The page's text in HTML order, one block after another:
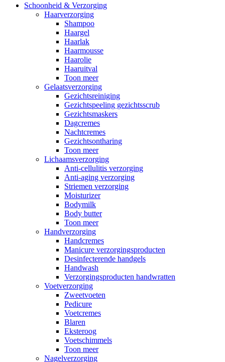
Schoonheid & Verzorging
Haarverzorging
Shampoo
Haargel
Haarlak
Haarmousse
Haarolie
Haaruitval
Toon meer
Gelaatsverzorging
Gezichtsreiniging
Gezichtspeeling gezichtsscrub
Gezichtsmaskers
Dagcremes
Nachtcremes
Gezichtsontharing
Toon meer
Lichaamsverzorging
Anti-cellulitis verzorging
Anti-aging verzorging
Striemen verzorging
Moisturizer
Bodymilk
Body butter
Toon meer
Handverzorging
Handcremes
Manicure verzorgingsproducten
Desinfecterende handgels
Handwash
Verzorgingsproducten handwratten
Voetverzorging
Zweetvoeten
Pedicure
Voetcremes
Blaren
Eksteroog
Voetschimmels
Toon meer
Nagelverzorging